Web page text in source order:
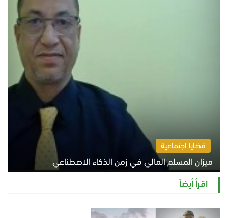
قضايا اجتماعية
ميزان المسلم المالي في زمن الذكاء الاصطناعي
السبت 8 أغسطس 2026 11:21 ص
اقرأ أيضاً